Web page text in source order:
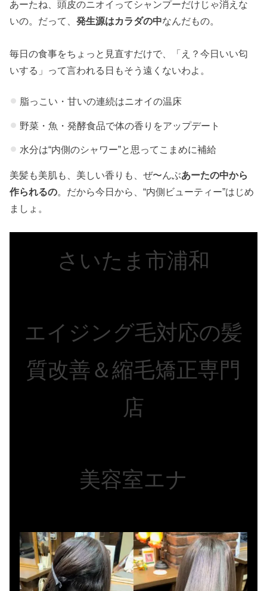
あーたね、頭皮のニオイってシャンプーだけじゃ消えな
いの。だって、発生源はカラダの中なんだもの。
毎日の食事をちょっと見直すだけで、「え？今日いい匂
いする」って言われる日もそう遠くないわよ。
脂っこい・甘いの連続はニオイの温床
野菜・魚・発酵食品で体の香りをアップデート
水分は“内側のシャワー”と思ってこまめに補給
美髪も美肌も、美しい香りも、ぜ〜んぶあーたの中から
作られるの 。だから今日から、“内側ビューティー”はじめ
ましょ。
さいたま市浦和
エイジング毛対応の髪
質改善＆縮毛矯正専門
店
美容室エナ